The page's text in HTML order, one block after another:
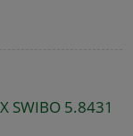
SWIBO 5.8431